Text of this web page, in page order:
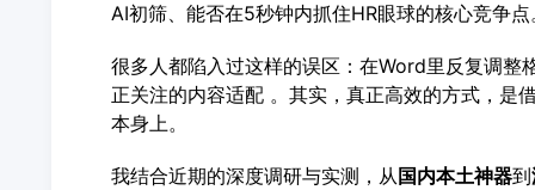
AI初筛、能否在5秒钟内抓住HR眼球的核心竞争点
很多人都陷入过这样的误区：在Word里反复调整
正关注的内容适配 。其实，真正高效的方式，是
本身上。
我结合近期的深度调研与实测，从 国内本土神器到